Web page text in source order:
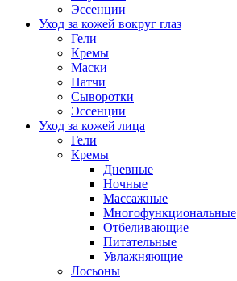
Эссенции
Уход за кожей вокруг глаз
Гели
Кремы
Маски
Патчи
Сыворотки
Эссенции
Уход за кожей лица
Гели
Кремы
Дневные
Ночные
Массажные
Многофункциональные
Отбеливающие
Питательные
Увлажняющие
Лосьоны